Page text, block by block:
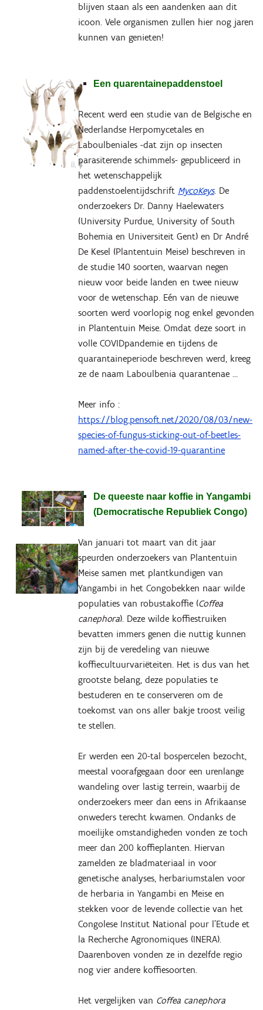
blijven staan als een aandenken aan dit
icoon. Vele organismen zullen hier nog jaren
kunnen van genieten!
Een quarentainepaddenstoel
Recent werd een studie van de Belgische en
Nederlandse Herpomycetales en
Laboulbeniales -dat zijn op insecten
parasiterende schimmels- gepubliceerd in
het wetenschappelijk
paddenstoelentijdschrift MycoKeys. De
onderzoekers Dr. Danny Haelewaters
(University Purdue, University of South
Bohemia en Universiteit Gent) en Dr André
De Kesel (Plantentuin Meise) beschreven in
de studie 140 soorten, waarvan negen
nieuw voor beide landen en twee nieuw
voor de wetenschap. Eén van de nieuwe
soorten werd voorlopig nog enkel gevonden
in Plantentuin Meise. Omdat deze soort in
volle COVIDpandemie en tijdens de
quarantaineperiode beschreven werd, kreeg
ze de naam Laboulbenia quarantenae …
Meer info :
https://blog.pensoft.net/2020/08/03/new-
species-of-fungus-sticking-out-of-beetles-
named-after-the-covid-19-quarantine
De queeste naar koffie in Yangambi
(Democratische Republiek Congo)
Van januari tot maart van dit jaar
speurden onderzoekers van Plantentuin
Meise samen met plantkundigen van
Yangambi in het Congobekken naar wilde
populaties van robustakoffie (Coffea
canephora). Deze wilde koffiestruiken
bevatten immers genen die nuttig kunnen
zijn bij de veredeling van nieuwe
koffiecultuurvariëteiten. Het is dus van het
grootste belang, deze populaties te
bestuderen en te conserveren om de
toekomst van ons aller bakje troost veilig
te stellen.
Er werden een 20-tal bospercelen bezocht,
meestal voorafgegaan door een urenlange
wandeling over lastig terrein, waarbij de
onderzoekers meer dan eens in Afrikaanse
onweders terecht kwamen. Ondanks de
moeilijke omstandigheden vonden ze toch
meer dan 200 koffieplanten. Hiervan
zamelden ze bladmateriaal in voor
genetische analyses, herbariumstalen voor
de herbaria in Yangambi en Meise en
stekken voor de levende collectie van het
Congolese Institut National pour l’Etude et
la Recherche Agronomiques (INERA).
Daarenboven vonden ze in dezelfde regio
nog vier andere koffiesoorten.
Het vergelijken van Coffea canephora